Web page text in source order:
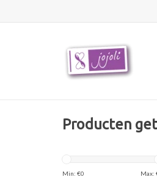
Producten
Min: €0 Max: